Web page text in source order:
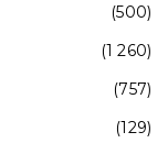
(500)
(1 260)
(757)
(129)